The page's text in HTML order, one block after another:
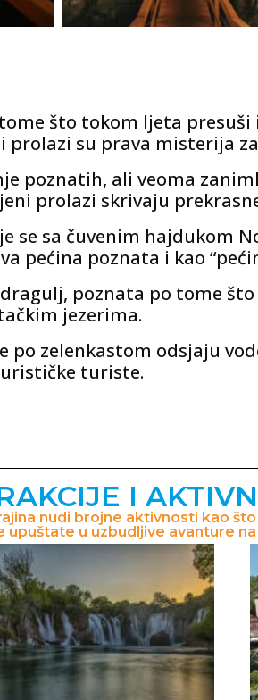
što tokom ljeta presuši
su prava misterija
poznatih, ali veoma
prolazi skrivaju
se sa čuvenim hajdukom
pećina poznata i kao
poznata po tome
jezerima.
po zelenkastom odsjaju
turiste.
I
nudi brojne aktivnosti kao
u uzbudljive avanture